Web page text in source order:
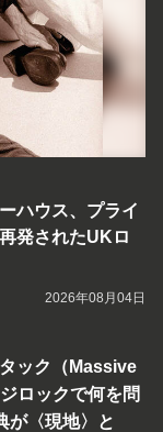
ハウス、プライ
発されたUKロ
2026年08月04日
ック（Massive
ロックで何を問
〈現地〉と